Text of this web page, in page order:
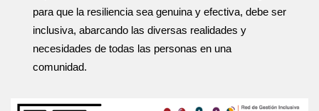
para que la resiliencia sea genuina y efectiva, debe ser
inclusiva, abarcando las diversas realidades y
necesidades de todas las personas en una
comunidad.